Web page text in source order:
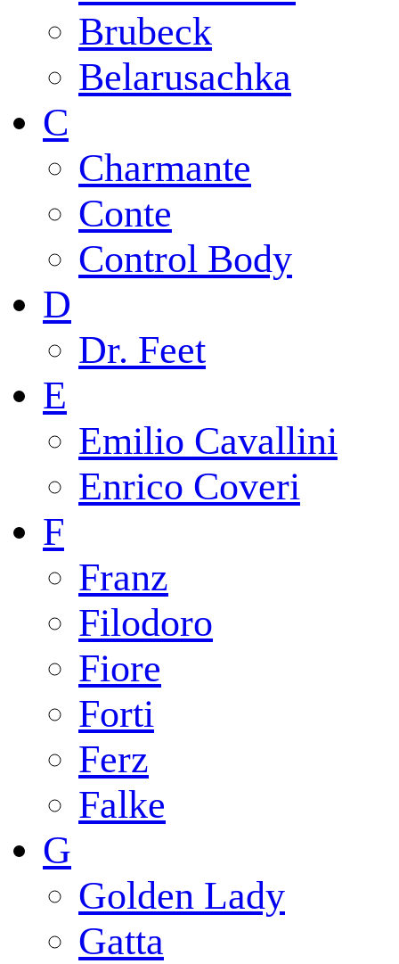
Brubeck
Belarusachka
C
Charmante
Conte
Control Body
D
Dr. Feet
E
Emilio Cavallini
Enrico Coveri
F
Franz
Filodoro
Fiore
Forti
Ferz
Falke
G
Golden Lady
Gatta